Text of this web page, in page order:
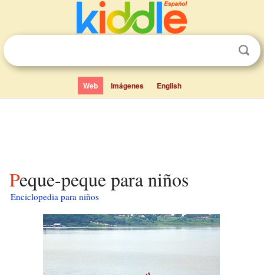
Web Imágenes English
Peque-peque para niños
Enciclopedia para niños